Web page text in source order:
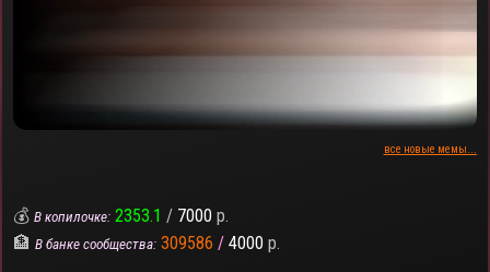
все новые мемы...
💰В копилочке: 2353.1 / 7000 р.
🏦В банке сообщества: 309586 / 4000 р.